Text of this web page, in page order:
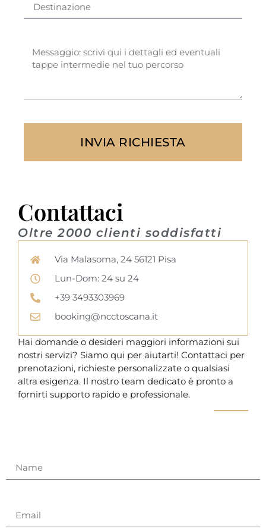
INVIA RICHIESTA
Contattaci
Oltre 2000 clienti soddisfatti
Via Malasoma, 24 56121 Pisa
Lun-Dom: 24 su 24
+39 3493303969
booking@ncctoscana.it
Hai domande o desideri maggiori informazioni sui
nostri servizi? Siamo qui per aiutarti! Contattaci per
prenotazioni, richieste personalizzate o qualsiasi
altra esigenza. Il nostro team dedicato è pronto a
fornirti supporto rapido e professionale.